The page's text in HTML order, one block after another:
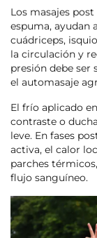
Los masajes
espuma, ayudan
cuádriceps,
la circulación y
presión debe ser
el automasaje
El frío aplicado
contraste o
leve. En fases
activa, el calor
parches
flujo sanguíneo.